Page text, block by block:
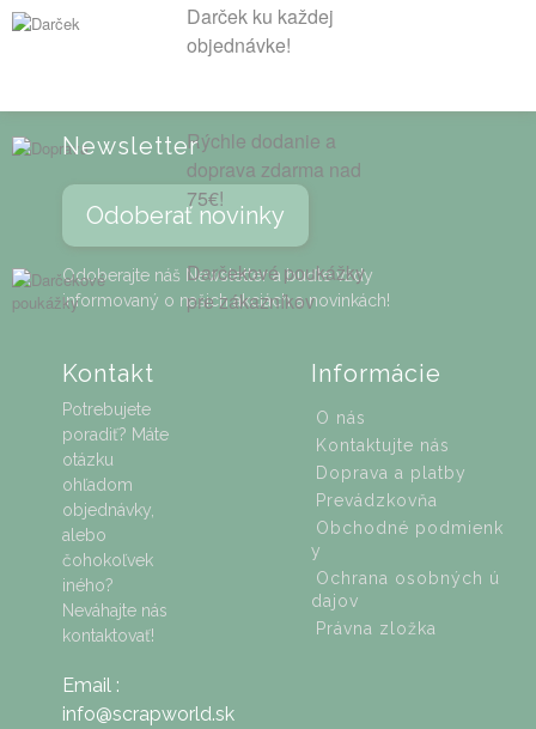
Darček ku každej
objednávke!
Rýchle dodanie a
doprava zdarma nad
75€!
Darčekové poukážky
pre zákazníkov
Newsletter
Odoberať novinky
Odoberajte náš Newsletter a buďte vždy
informovaný o našich akciách a novinkách!
Informácie
O nás
Kontaktujte nás
Doprava a platby
Prevádzkovňa
Obchodné podmienk
y
Ochrana osobných ú
dajov
Právna zložka
Kontakt
Potrebujete
poradiť? Máte
otázku
ohľadom
objednávky,
alebo
čohokoľvek
iného?
Neváhajte nás
kontaktovať!
Email :
info@scrapworld.sk